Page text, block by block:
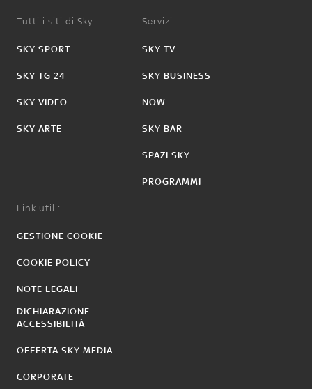
Tutti i siti di Sky:
SKY SPORT
SKY TG 24
SKY VIDEO
SKY ARTE
Servizi:
SKY TV
SKY BUSINESS
NOW
SKY BAR
SPAZI SKY
PROGRAMMI
Link utili:
GESTIONE COOKIE
COOKIE POLICY
NOTE LEGALI
DICHIARAZIONE
ACCESSIBILITÀ
OFFERTA SKY MEDIA
CORPORATE